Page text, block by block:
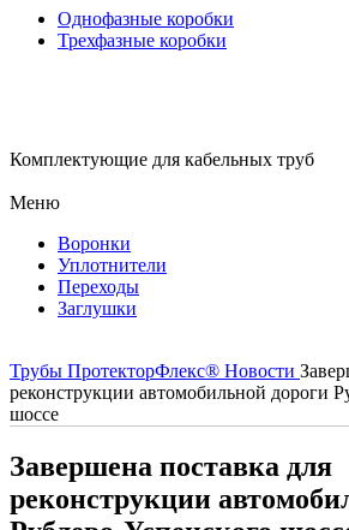
Однофазные коробки
Трехфазные коробки
Комплектующие для кабельных труб
Меню
Воронки
Уплотнители
Переходы
Заглушки
Трубы ПротекторФлекс® Новости
реконструкции автомобильной дороги
шоссе
Завершена поставка для
реконструкции